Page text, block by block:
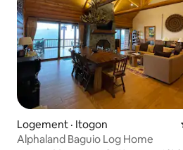
Logement · Itogon
Alphaland Baguio Log Home